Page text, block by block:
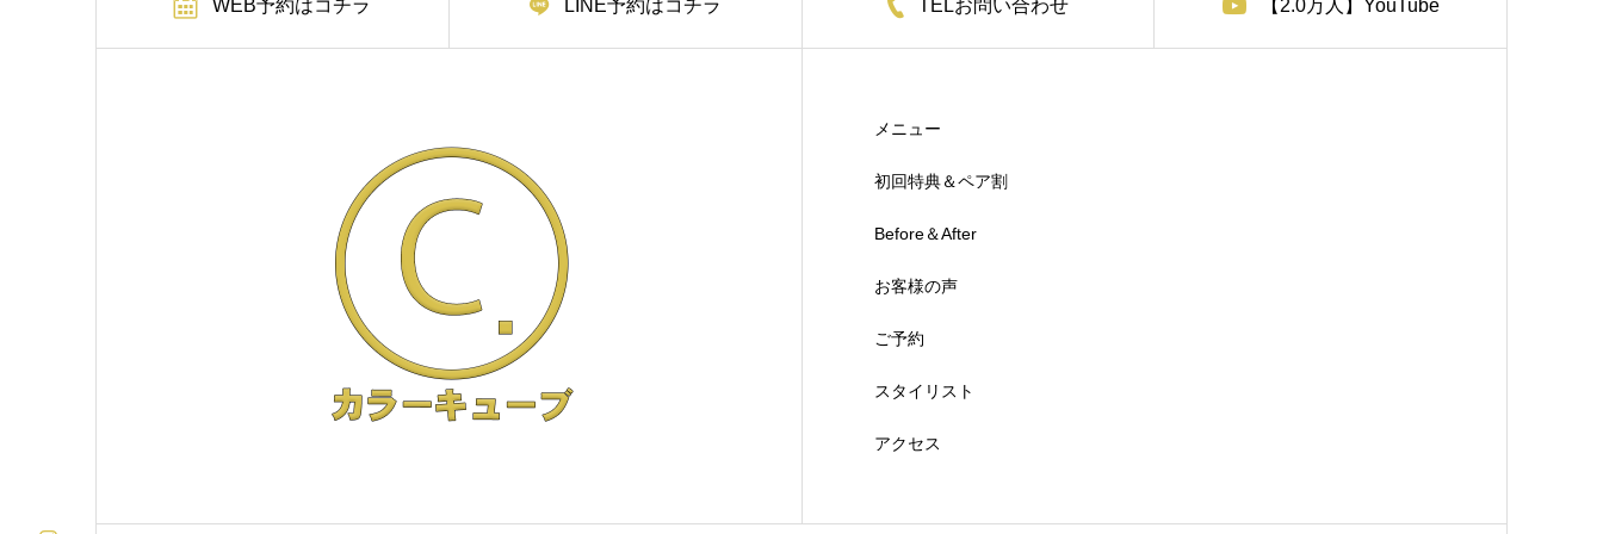
WEB予約はコチラ LINE予約はコチラ TELお問い合わせ 【2.0万人】YouTube
メニュー
初回特典＆ペア割
Before＆After
お客様の声
ご予約
スタイリスト
アクセス